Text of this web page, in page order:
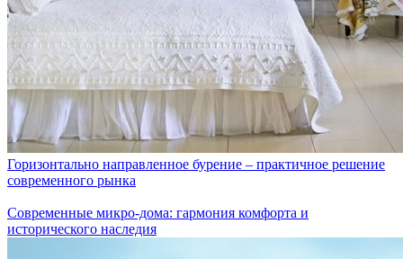
Горизонтально направленное бурение – практичное решение
современного рынка
Современные микро-дома: гармония комфорта и
исторического наследия